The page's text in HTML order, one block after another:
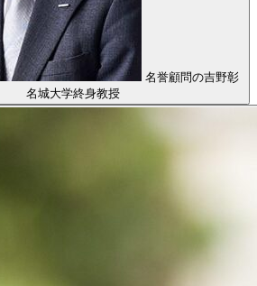
名誉顧問の吉野彰
名城大学終身教授